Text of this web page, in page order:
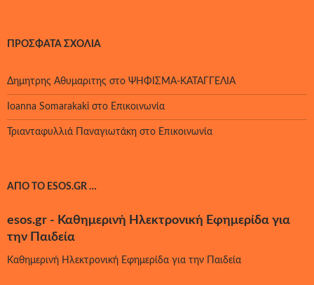
ΠΡΌΣΦΑΤΑ ΣΧΌΛΙΑ
Δημητρης Αθυμαριτης στο ΨΗΦΙΣΜΑ-ΚΑΤΑΓΓΕΛΙΑ
Ioanna Somarakaki στο Επικοινωνία
Τριανταφυλλιά Παναγιωτάκη στο Επικοινωνία
ΑΠΌ ΤΟ ESOS.GR …
esos.gr - Καθημερινή Ηλεκτρονική Εφημερίδα για
την Παιδεία
Καθημερινή Ηλεκτρονική Εφημερίδα για την Παιδεία